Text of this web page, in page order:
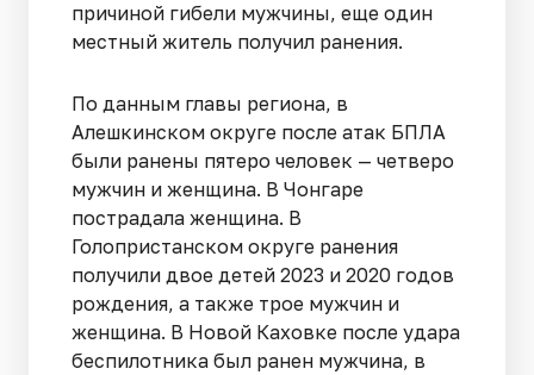
причиной гибели мужчины, еще один
местный житель получил ранения.
По данным главы региона, в
Алешкинском округе после атак БПЛА
были ранены пятеро человек — четверо
мужчин и женщина. В Чонгаре
пострадала женщина. В
Голопристанском округе ранения
получили двое детей 2023 и 2020 годов
рождения, а также трое мужчин и
женщина. В Новой Каховке после удара
беспилотника был ранен мужчина, в